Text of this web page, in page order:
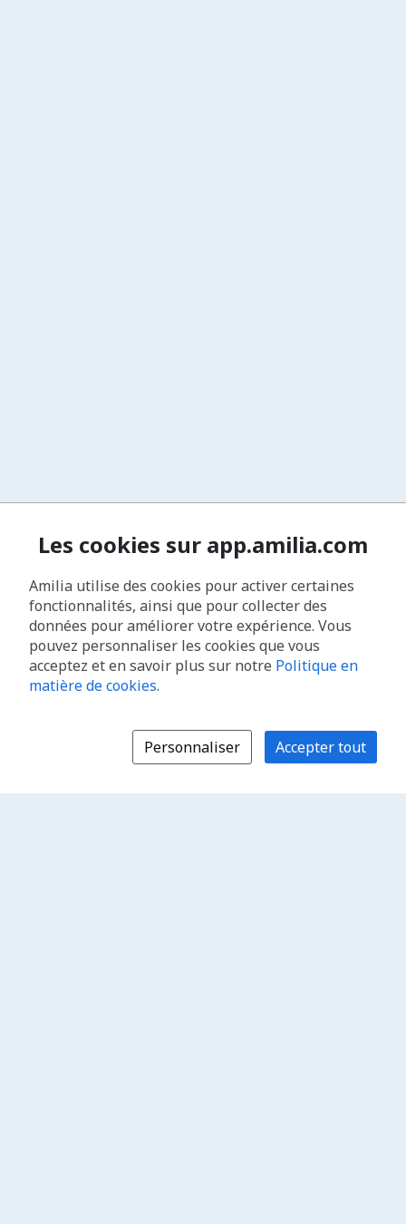
Les cookies sur app.amilia.com
Amilia utilise des cookies pour activer certaines
fonctionnalités, ainsi que pour collecter des
données pour améliorer votre expérience. Vous
pouvez personnaliser les cookies que vous
acceptez et en savoir plus sur notre Politique en
matière de cookies.
Personnaliser Accepter tout